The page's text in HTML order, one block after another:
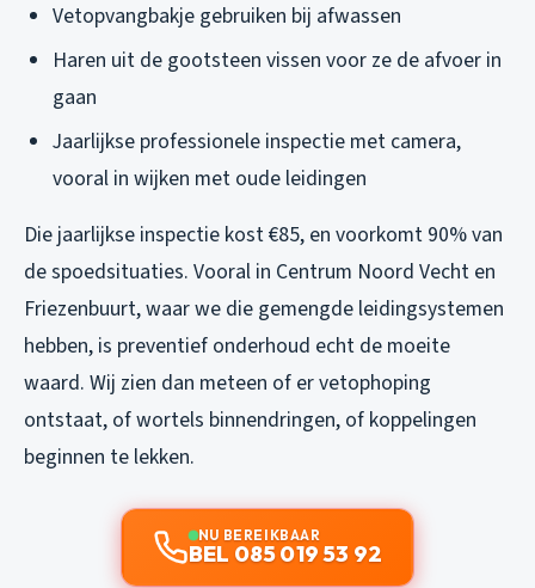
Vetopvangbakje gebruiken bij afwassen
Haren uit de gootsteen vissen voor ze de afvoer in
gaan
Jaarlijkse professionele inspectie met camera,
vooral in wijken met oude leidingen
Die jaarlijkse inspectie kost €85, en voorkomt 90% van
de spoedsituaties. Vooral in Centrum Noord Vecht en
Friezenbuurt, waar we die gemengde leidingsystemen
hebben, is preventief onderhoud echt de moeite
waard. Wij zien dan meteen of er vetophoping
ontstaat, of wortels binnendringen, of koppelingen
beginnen te lekken.
NU BEREIKBAAR
BEL 085 019 53 92